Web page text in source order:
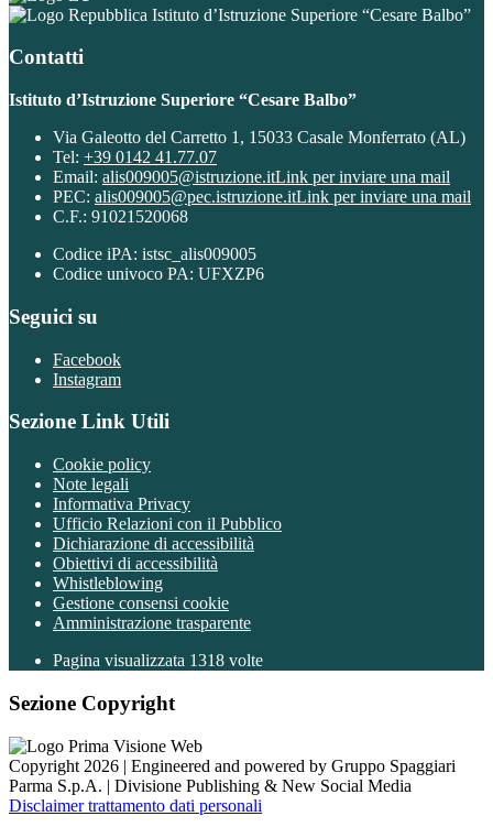
Istituto d’Istruzione Superiore “Cesare Balbo”
Contatti
Istituto d’Istruzione Superiore “Cesare Balbo”
Via Galeotto del Carretto 1, 15033 Casale Monferrato (AL)
Tel: +39 0142 41.77.07
Email: alis009005@istruzione.itLink per inviare una mail
PEC: alis009005@pec.istruzione.itLink per inviare una mail
C.F.: 91021520068
Codice iPA: istsc_alis009005
Codice univoco PA: UFXZP6
Seguici su
Facebook
Instagram
Sezione Link Utili
Cookie policy
Note legali
Informativa Privacy
Ufficio Relazioni con il Pubblico
Dichiarazione di accessibilità
Obiettivi di accessibilità
Whistleblowing
Gestione consensi cookie
Amministrazione trasparente
Pagina visualizzata 1318 volte
Sezione Copyright
Copyright 2026 | Engineered and powered by Gruppo Spaggiari
Parma S.p.A. | Divisione Publishing & New Social Media
Disclaimer trattamento dati personali